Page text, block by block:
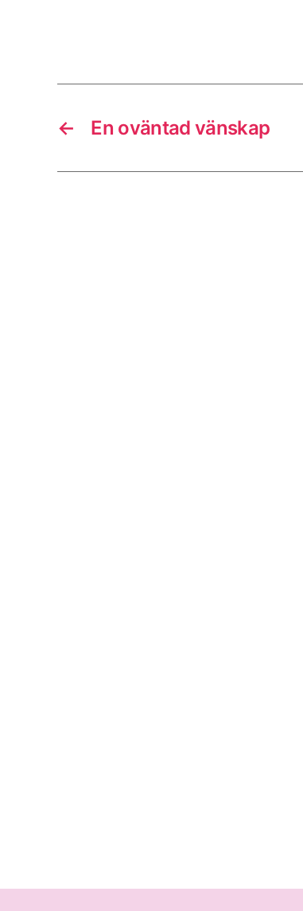
← En oväntad vänskap